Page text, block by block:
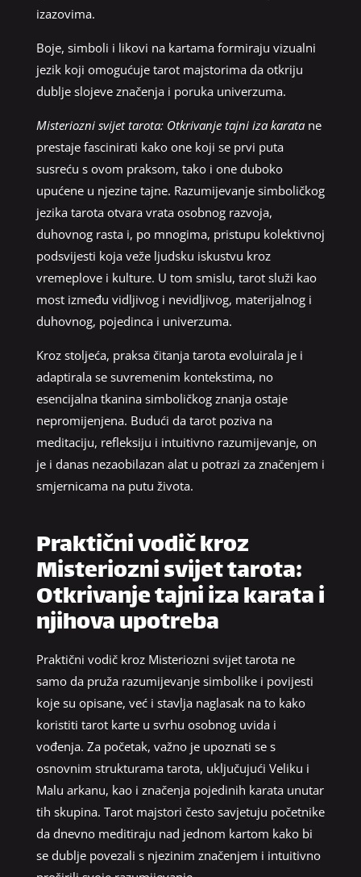
izazovima.
Boje, simboli i likovi na kartama formiraju vizualni
jezik koji omogućuje tarot majstorima da otkriju
dublje slojeve značenja i poruka univerzuma.
Misteriozni svijet tarota: Otkrivanje tajni iza karatane
prestaje fascinirati kako one koji se prvi puta
susreću s ovom praksom, tako i one duboko
upućene u njezine tajne. Razumijevanje simboličkog
jezika tarota otvara vrata osobnog razvoja,
duhovnog rasta i, po mnogima, pristupu kolektivnoj
podsvijesti koja veže ljudsku iskustvu kroz
vremeplove i kulture. U tom smislu, tarot služi kao
most između vidljivog i nevidljivog, materijalnog i
duhovnog, pojedinca i univerzuma.
Kroz stoljeća, praksa čitanja tarota evoluirala je i
adaptirala se suvremenim kontekstima, no
esencijalna tkanina simboličkog znanja ostaje
nepromijenjena. Budući da tarot poziva na
meditaciju, refleksiju i intuitivno razumijevanje, on
je i danas nezaobilazan alat u potrazi za značenjem i
smjernicama na putu života.
Praktični vodič kroz
Misteriozni svijet tarota:
Otkrivanje tajni iza karata i
njihova upotreba
Praktični vodič kroz Misteriozni svijet tarota ne
samo da pruža razumijevanje simbolike i povijesti
koje su opisane, već i stavlja naglasak na to kako
koristiti tarot karte u svrhu osobnog uvida i
vođenja. Za početak, važno je upoznati se s
osnovnim strukturama tarota, uključujući Veliku i
Malu arkanu, kao i značenja pojedinih karata unutar
tih skupina. Tarot majstori često savjetuju početnike
da dnevno meditiraju nad jednom kartom kako bi
se dublje povezali s njezinim značenjem i intuitivno